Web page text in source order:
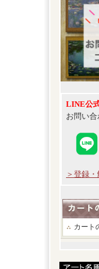
LINE公
お問い
＞登録
カート